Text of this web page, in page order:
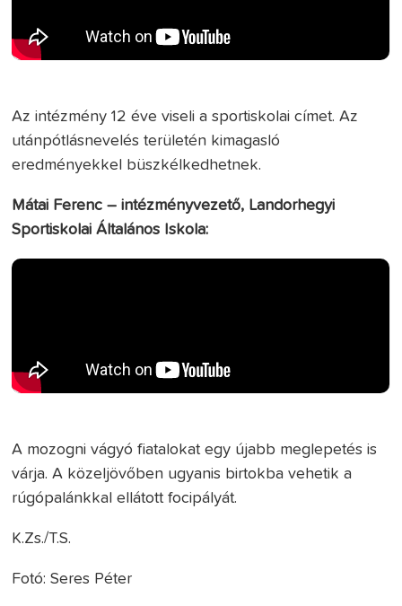
Az intézmény 12 éve viseli a sportiskolai címet. Az
utánpótlásnevelés területén kimagasló
eredményekkel büszkélkedhetnek.
Mátai Ferenc – intézményvezető, Landorhegyi
Sportiskolai Általános Iskola:
A mozogni vágyó fiatalokat egy újabb meglepetés is
várja. A közeljövőben ugyanis birtokba vehetik a
rúgópalánkkal ellátott focipályát.
K.Zs./T.S.
Fotó: Seres Péter